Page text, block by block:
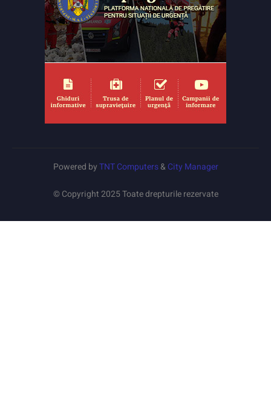
Powered byTNT Computers&City Manager
© Copyright 2025 Toate drepturile rezervate